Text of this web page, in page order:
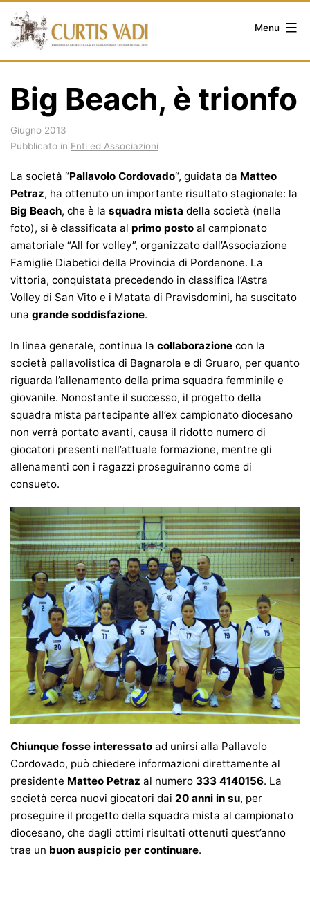
Salta
contenuto
Menu
Big Beach, è trionfo
Giugno 2013
Pubblicato in Enti ed Associazioni
La società “Pallavolo Cordovado“, guidata da Matteo
Petraz, ha ottenuto un importante risultato stagionale: la
Big Beach, che è la squadra mista della società (nella
foto), si è classificata al primo posto al campionato
amatoriale “All for volley”, organizzato dall’Associazione
Famiglie Diabetici della Provincia di Pordenone. La
vittoria, conquistata precedendo in classifica l’Astra
Volley di San Vito e i Matata di Pravisdomini, ha suscitato
una grande soddisfazione.
In linea generale, continua la collaborazione con la
società pallavolistica di Bagnarola e di Gruaro, per quanto
riguarda l’allenamento della prima squadra femminile e
giovanile. Nonostante il successo, il progetto della
squadra mista partecipante all’ex campionato diocesano
non verrà portato avanti, causa il ridotto numero di
giocatori presenti nell’attuale formazione, mentre gli
allenamenti con i ragazzi proseguiranno come di
consueto.
Chiunque fosse interessato ad unirsi alla Pallavolo
Cordovado, può chiedere informazioni direttamente al
presidente Matteo Petraz al numero 333 4140156. La
società cerca nuovi giocatori dai 20 anni in su, per
proseguire il progetto della squadra mista al campionato
diocesano, che dagli ottimi risultati ottenuti quest’anno
trae un buon auspicio per continuare.